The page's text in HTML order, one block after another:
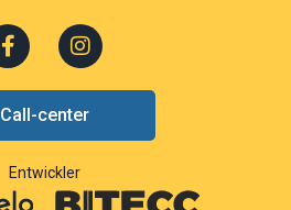
F
a
b
o
o
k
I
n
a
g
r
a
Call-center
Entwickler